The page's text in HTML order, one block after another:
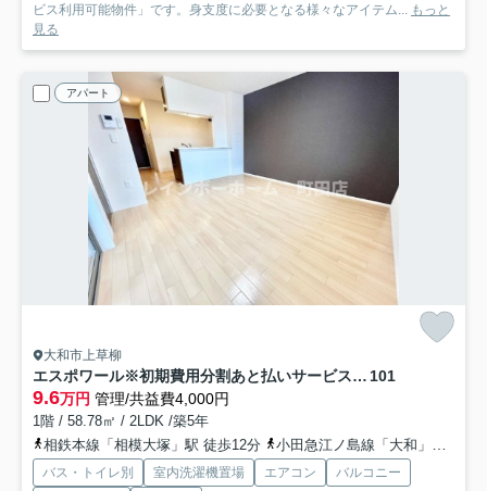
ビス利用可能物件」です。身支度に必要となる様々なアイテム... もっと
見る
アパート
大和市上草柳
エスポワール※初期費用分割あと払いサービス利用可能物件 101
9.6万円 管理/共益費4,000円
1階 / 58.78㎡ / 2LDK /築5年
相鉄本線「相模大塚」駅 徒歩12分
小田急江ノ島線「大和」駅 徒歩22分
バス・トイレ別 室内洗濯機置場 エアコン
バルコニー